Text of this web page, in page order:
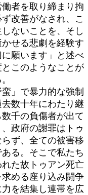
者を取り締まり拘
改善がなされ、こ
ないことを、そし
せる悲劇を経験す
願います」と述べ
このようなことが
」で暴力的な強制
数十年にわたり継
千の負傷者が出て
政府の謝罪はトゥ
ず、全ての被害移
る。そこで私たち
た故トゥアン死亡
める座り込み闘争
を結集し連帯を広